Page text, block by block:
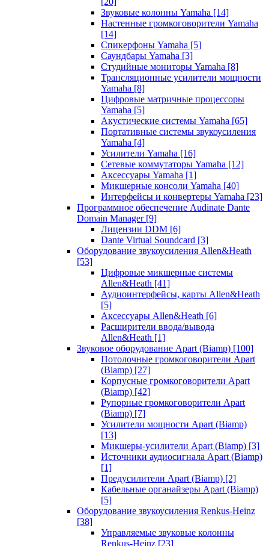
Звуковые колонны Yamaha [14]
Настенные громкоговорители Yamaha
[14]
Спикерфоны Yamaha [5]
Саундбары Yamaha [3]
Студийные мониторы Yamaha [8]
Трансляционные усилители мощности
Yamaha [8]
Цифровые матричные процессоры
Yamaha [5]
Акустические системы Yamaha [65]
Портативные системы звукоусиления
Yamaha [4]
Усилители Yamaha [16]
Сетевые коммутаторы Yamaha [12]
Аксессуары Yamaha [1]
Микшерные консоли Yamaha [40]
Интерфейсы и конвертеры Yamaha [23]
Программное обеспечение Audinate Dante
Domain Manager [9]
Лицензии DDM [6]
Dante Virtual Soundcard [3]
Оборудование звукоусиления Allen&Heath
[53]
Цифровые микшерные системы
Allen&Heath [41]
Аудиоинтерфейсы, карты Allen&Heath
[5]
Аксессуары Allen&Heath [6]
Расширители ввода/вывода
Allen&Heath [1]
Звуковое оборудование Apart (Biamp) [100]
Потолочные громкоговорители Apart
(Biamp) [27]
Корпусные громкоговорители Apart
(Biamp) [42]
Рупорные громкоговорители Apart
(Biamp) [7]
Усилители мощности Apart (Biamp)
[13]
Микшеры-усилители Apart (Biamp) [3]
Источники аудиосигнала Apart (Biamp)
[1]
Предусилители Apart (Biamp) [2]
Кабельные органайзеры Apart (Biamp)
[5]
Оборудование звукоусиления Renkus-Heinz
[38]
Управляемые звуковые колонны
Renkus-Heinz [23]